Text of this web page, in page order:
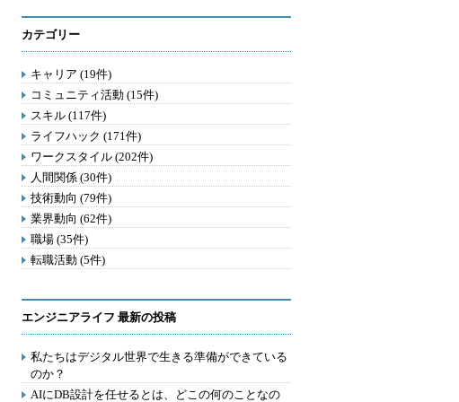
カテゴリー
キャリア (19件)
コミュニティ活動 (15件)
スキル (117件)
ライフハック (171件)
ワークスタイル (202件)
人間関係 (30件)
技術動向 (79件)
業界動向 (62件)
職場 (35件)
転職活動 (5件)
エンジニアライフ 最新の投稿
私たちはデジタル世界で生きる準備ができている
のか？
AIにDB設計を任せるとは、どこの何のことなの